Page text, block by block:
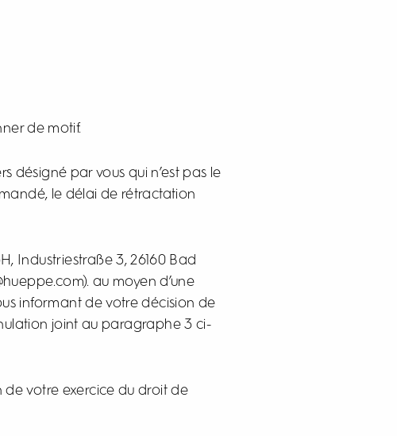
de motif.
désigné par vous qui n’est pas le
le délai de rétractation
Industriestraße 3, 26160 Bad
au moyen d’une
informant de votre décision de
joint au paragraphe 3 ci-
de votre exercice du droit de